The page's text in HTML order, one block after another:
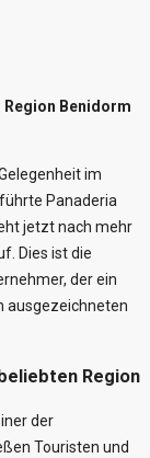
Region Benidorm
im
Panaderia
jetzt nach mehr
Dies ist die
der ein
ausgezeichneten
Region
der
Touristen und